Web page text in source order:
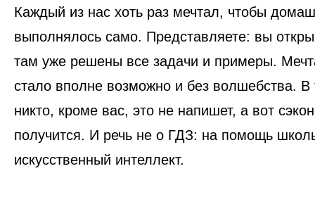
Каждый из нас хоть раз мечтал, чтобы
выполнялось само. Представляете: вы
там уже решены все задачи и примеры.
стало вполне возможно и без волшебства. В
никто, кроме вас, это не напишет, а вот
получится. И речь не о ГДЗ: на помощь
искусственный интеллект.